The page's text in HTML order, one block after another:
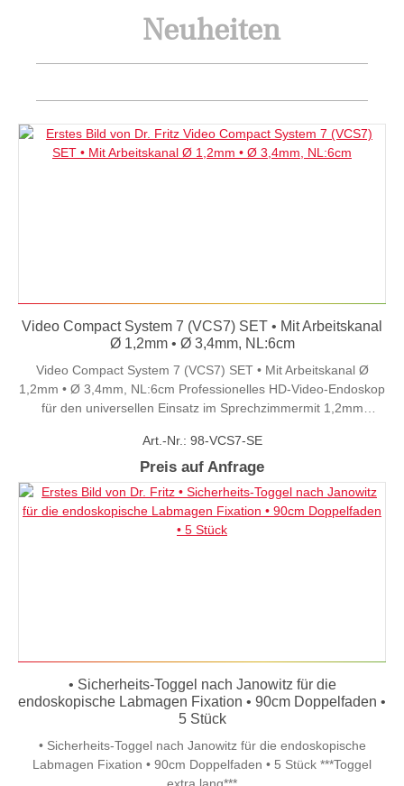
Neuheiten
Video Compact System 7 (VCS7) SET • Mit Arbeitskanal
Ø 1,2mm • Ø 3,4mm, NL:6cm
Video Compact System 7 (VCS7) SET • Mit Arbeitskanal Ø
1,2mm • Ø 3,4mm, NL:6cm Professionelles HD-Video-Endoskop
für den universellen Einsatz im Sprechzimmermit 1,2mm
Integrierte Videokamera mit LED-Licht & Sender• Unabhängig
von Videoturm und Lichtquelle• Einfach und schnell in der
Anwendung & Aufbereitung• Voll einlegbarBeste Compliance mit
dem BesitzerErmöglicht den Einsatz als:• Rhinoskop•
Laryngoskop• Dental• Otoskop• Vaginoskop• DermatoskopDas
Set:-VCS7, Ø 3,4mm, NL: 6cm (98-VCS7)-10'' Empfänger
Art.-Nr.: 98-VCS7-SE
Preis auf Anfrage
• Sicherheits-Toggel nach Janowitz für die
endoskopische Labmagen Fixation • 90cm Doppelfaden •
5 Stück
• Sicherheits-Toggel nach Janowitz für die endoskopische
Labmagen Fixation • 90cm Doppelfaden • 5 Stück ***Toggel